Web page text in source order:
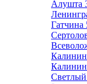
Алушта
Гатчина
Светлый